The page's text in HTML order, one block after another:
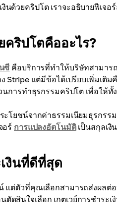
นด้วยคริปโต เราจะอธิบายฟีเ
คริปโตคืออะไร?
ซี คือบริการที่ทำให้บริษัทสามาร
Stripe แต่มีข้อได้เปรียบเพิ่มเติ
นการทำธุรกรรมคริปโต เพื่อใ
ะโยชน์จากค่าธรรมเนียมธุรกรร
อร์ การแปลงอัตโนมัติเป็นสกุลเงิ
งินที่ดีที่สุด
แต่ตัวที่คุณเลือกสามารถส่งผล
สินใจเลือก เกตเวย์การชำระ